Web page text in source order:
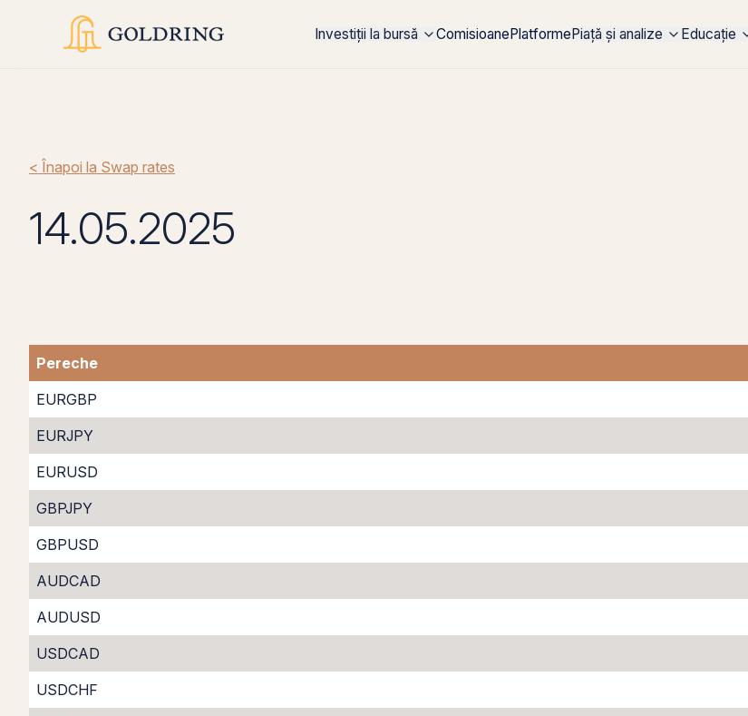
Investiții la bursă ComisioanePlatformePiață și analize Educație
< Înapoi la Swap rates
14.05.2025
Pereche
EURGBP
EURJPY
EURUSD
GBPJPY
GBPUSD
AUDCAD
AUDUSD
USDCAD
USDCHF